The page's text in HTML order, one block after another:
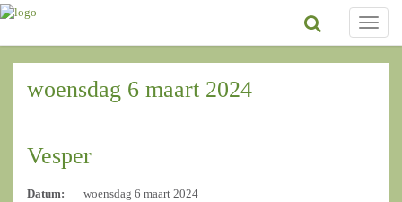
Toggle
woensdag 6 maart 2024
Vesper
Datum:
woensdag 6 maart 2024